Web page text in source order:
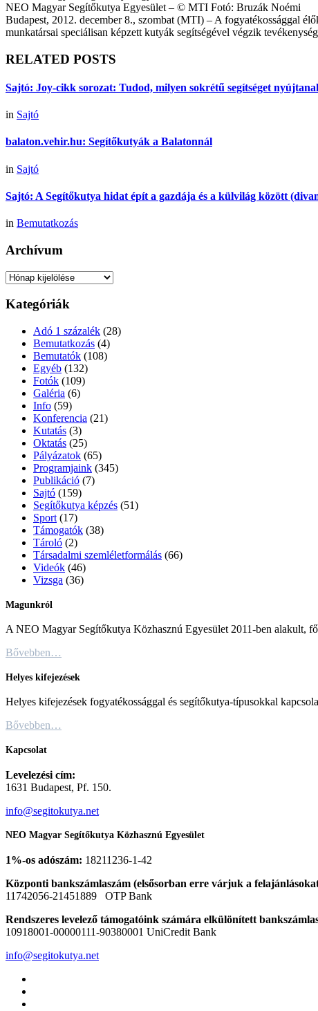
NEO Magyar Segítőkutya Egyesület – © MTI Fotó: Bruzák Noémi
Budapest, 2012. december 8., szombat (MTI) – A fogyatékossággal
munkatársai speciálisan képzett kutyák segítségével végzik
RELATED POSTS
Sajtó: Joy-cikk sorozat: Tudod, milyen sokrétű segítséget
in Sajtó
balaton.vehir.hu: Segítőkutyák a Balatonnál
in Sajtó
Sajtó: A Segítőkutya hidat épít a gazdája és a külvilág között
in Bemutatkozás
Archívum
Archívum
Kategóriák
Adó 1 százalék (28)
Bemutatkozás (4)
Bemutatók (108)
Egyéb (132)
Fotók (109)
Galéria (6)
Info (59)
Konferencia (21)
Kutatás (3)
Oktatás (25)
Pályázatok (65)
Programjaink (345)
Publikáció (7)
Sajtó (159)
Segítőkutya képzés (51)
Sport (17)
Támogatók (38)
Tároló (2)
Társadalmi szemléletformálás (66)
Videók (46)
Vizsga (36)
Magunkról
A NEO Magyar Segítőkutya Közhasznú Egyesület 2011-ben alakult,
Bővebben…
Helyes kifejezések
Helyes kifejezések fogyatékossággal és segítőkutya-típusokkal
Bővebben…
Kapcsolat
Levelezési cím:
1631 Budapest, Pf. 150.
info@segitokutya.net
NEO Magyar Segítőkutya Közhasznú Egyesület
1%-os adószám: 18211236-1-42
Központi bankszámlaszám (elsősorban erre várjuk a
11742056-21451889 OTP Bank
Rendszeres levelező támogatóink számára elkülönített
10918001-00000111-90380001 UniCredit Bank
info@segitokutya.net